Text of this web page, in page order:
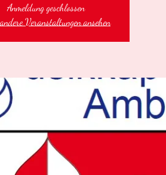
Anmeldung geschlossen
Veranstaltungen ansehen